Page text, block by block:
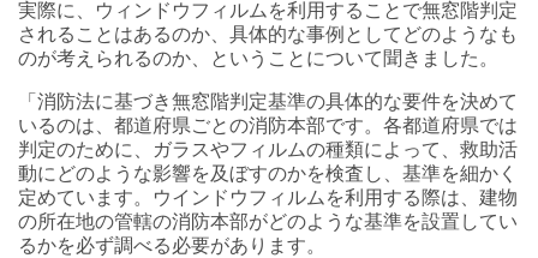
実際に、ウィンドウフィルムを利用することで無窓階判定
されることはあるのか、具体的な事例としてどのようなも
のが考えられるのか、ということについて聞きました。
「消防法に基づき無窓階判定基準の具体的な要件を決めて
いるのは、都道府県ごとの消防本部です。各都道府県では
判定のために、ガラスやフィルムの種類によって、救助活
動にどのような影響を及ぼすのかを検査し、基準を細かく
定めています。ウインドウフィルムを利用する際は、建物
の所在地の管轄の消防本部がどのような基準を設置してい
るかを必ず調べる必要があります。